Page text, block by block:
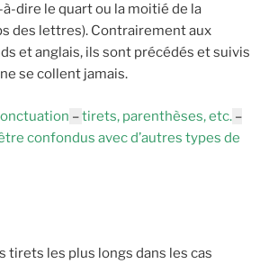
à-dire le quart ou la moitié de la
des lettres). Contrairement aux
et anglais, ils sont précédés et suivis
se collent jamais.
–tirets, parenthèses, etc. –
confondus avec d’autres types de
tirets les plus longs dans les cas